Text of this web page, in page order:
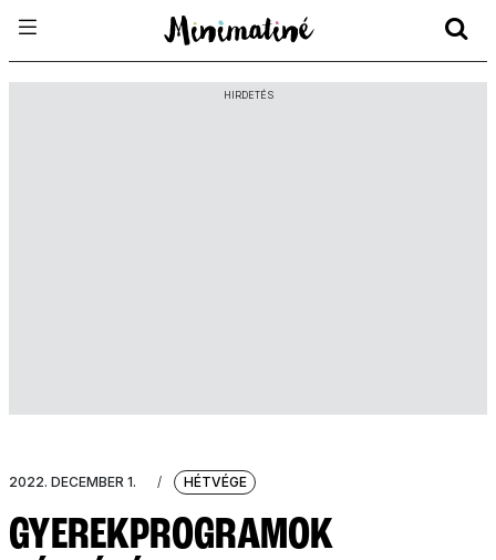
HIRDETÉS
2022. DECEMBER 1. / HÉTVÉGE
GYEREKPROGRAMOK